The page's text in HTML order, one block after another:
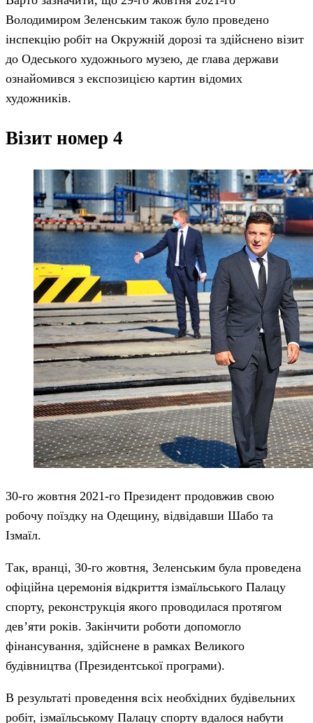
Володимиром Зеленським також було проведено
інспекцію робіт на Окружній дорозі та здійснено візит
до Одеського художнього музею, де глава держави
ознайомився з експозицією картин відомих
художників.
Візит номер 4
30-го жовтня 2021-го Президент продовжив свою
робочу поїздку на Одещину, відвідавши Шабо та
Ізмаїл.
Так, вранці, 30-го жовтня, Зеленським була проведена
офіційна церемонія відкриття ізмаїльського Палацу
спорту, реконструкція якого проводилася протягом
дев’яти років. Закінчити роботи допомогло
фінансування, здійснене в рамках Великого
будівництва (Президентської програми).
В результаті проведення всіх необхідних будівельних
робіт, ізмаїльському Палацу спорту вдалося набути